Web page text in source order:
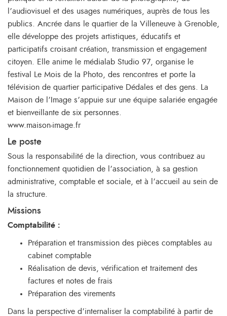
l’audiovisuel et des usages numériques, auprès de tous les
publics. Ancrée dans le quartier de la Villeneuve à Grenoble,
elle développe des projets artistiques, éducatifs et
participatifs croisant création, transmission et engagement
citoyen. Elle anime le médialab Studio 97, organise le
festival Le Mois de la Photo, des rencontres et porte la
télévision de quartier participative Dédales et des gens. La
Maison de l’Image s’appuie sur une équipe salariée engagée
et bienveillante de six personnes.
www.maison-image.fr
Le poste
Sous la responsabilité de la direction, vous contribuez au
fonctionnement quotidien de l’association, à sa gestion
administrative, comptable et sociale, et à l’accueil au sein de
la structure.
Missions
Comptabilité :
Préparation et transmission des pièces comptables au
cabinet comptable
Réalisation de devis, vérification et traitement des
factures et notes de frais
Préparation des virements
Dans la perspective d’internaliser la comptabilité à partir de